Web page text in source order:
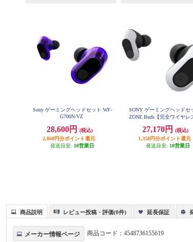
Sony ゲーミングヘッドセット WF-
G700N-VZ
28,600円
(税込)
2,860円分ポイント還元
発送目安: 10営業日
SONY ゲーミングヘッドセ
ZONE Buds【完全ワイヤレ
ヤレス接続/低遅延2.4Ghz/急
対応/ホワイト】 WF-
27,170円
(税込)
1,358円分ポイント還元
発送目安: 10営業日
商品説明 レビュー投稿・評価(0件) 延長保証
メーカー情報ページ 商品コード：4548736155619